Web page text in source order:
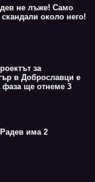
не лъже! Само
около него!
за
в Доброславци е
фаза ще отнеме 3
има 2